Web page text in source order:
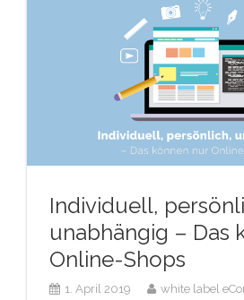
Individuell,
unabhängig – Das
Online-Shops
1. April 2019 white label